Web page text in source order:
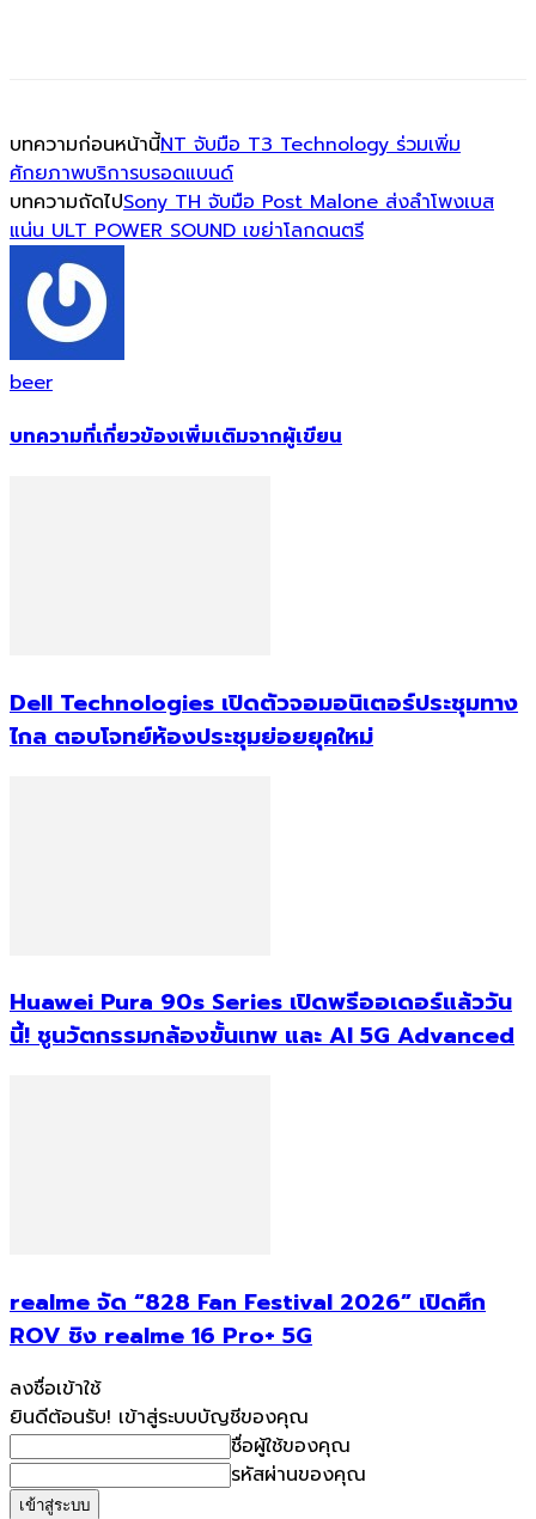
บทความก่อนหน้านี้NT จับมือ T3 Technology ร่วมเพิ่ม
ศักยภาพบริการบรอดแบนด์
บทความถัดไปSony TH จับมือ Post Malone ส่งลำโพงเบส
แน่น ULT POWER SOUND เขย่าโลกดนตรี
beer
บทความที่เกี่ยวข้องเพิ่มเติมจากผู้เขียน
Dell Technologies เปิดตัวจอมอนิเตอร์ประชุมทาง
ไกล ตอบโจทย์ห้องประชุมย่อยยุคใหม่
Huawei Pura 90s Series เปิดพรีออเดอร์แล้ววัน
นี้! ชูนวัตกรรมกล้องขั้นเทพ และ AI 5G Advanced
realme จัด “828 Fan Festival 2026” เปิดศึก
ROV ชิง realme 16 Pro+ 5G
ลงชื่อเข้าใช้
ยินดีต้อนรับ! เข้าสู่ระบบบัญชีของคุณ
ชื่อผู้ใช้ของคุณ
รหัสผ่านของคุณ